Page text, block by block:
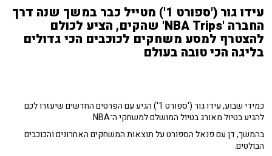
עידו גור ('ספורט 1') מטייל כבר במשך שנה דרך
החברה 'NBA Trips' שהקים, הציע לכולם
להצטרף למסע משחקים לכוכבים הכי גדולים
בליגה הכי טובה בעולם
כמידי שבוע, עידו גור ('ספורט 1') הגיע עם הפרטים החדשים שיעזרו לכם
להגיע בטיול מאורג בטיול המושלם למשחקי ה־NBA.
בהמשך, דן עם פנאל הספורט על תוצאות המשחקים האחרונים והכוכבים
הבולטים.